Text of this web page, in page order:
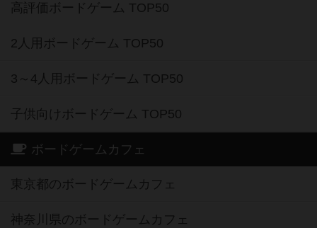
高評価ボードゲーム TOP50
2人用ボードゲーム TOP50
3～4人用ボードゲーム TOP50
子供向けボードゲーム TOP50
ボードゲームカフェ
東京都のボードゲームカフェ
神奈川県のボードゲームカフェ